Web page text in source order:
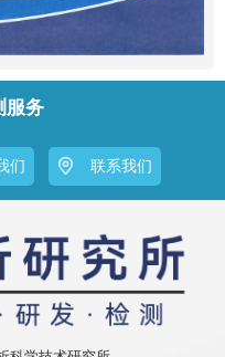
服务
们 联系我们